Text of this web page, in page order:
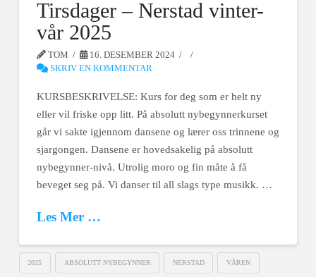
Tirsdager – Nerstad vinter-
vår 2025
TOM
16. DESEMBER 2024
SKRIV EN KOMMENTAR
KURSBESKRIVELSE: Kurs for deg som er helt ny
eller vil friske opp litt. På absolutt nybegynnerkurset
går vi sakte igjennom dansene og lærer oss trinnene og
sjargongen. Dansene er hovedsakelig på absolutt
nybegynner-nivå. Utrolig moro og fin måte å få
beveget seg på. Vi danser til all slags type musikk. …
Les Mer …
2025 ABSOLUTT NYBEGYNNER NERSTAD VÅREN